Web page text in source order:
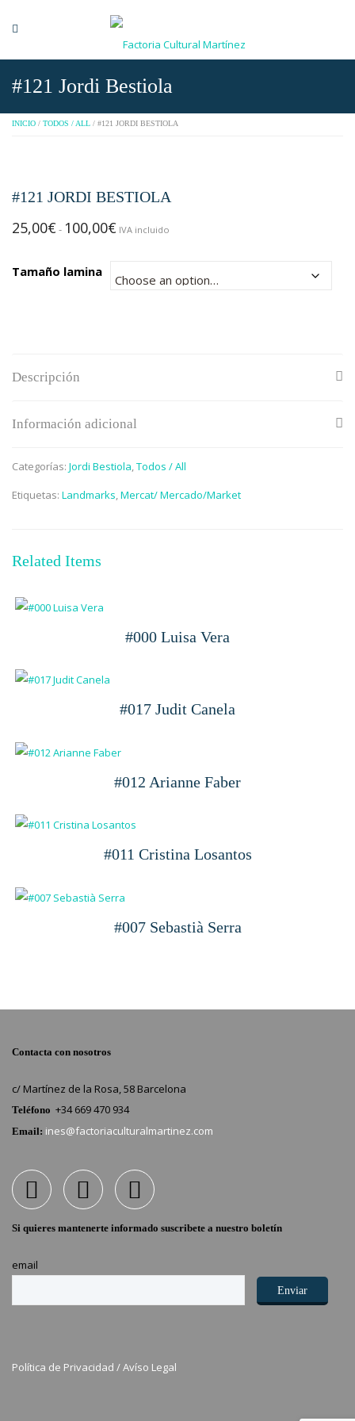
#121 Jordi Bestiola
INICIO / TODOS / ALL / #121 JORDI BESTIOLA
#121 JORDI BESTIOLA
25,00€ - 100,00€ Rango
desde
IVA incluido
Tamaño lamina
Descripción
Información adicional
Categorías: Jordi Bestiola,Todos / All
Etiquetas: Landmarks,Mercat/ Mercado/Market
Related Items
#000 Luisa Vera
#017 Judit Canela
#012 Arianne Faber
#011 Cristina Losantos
#007 Sebastià Serra
Contacta con nosotros
c/ Martínez de la Rosa, 58 Barcelona
Teléfono +34 669 470 934
Email: ines@factoriaculturalmartinez.com
Si quieres mantenerte informado suscribete a nuestro boletín
email
Política de Privacidad /Avíso Legal